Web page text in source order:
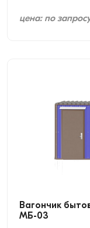
цена: по
Вагончик
МБ-03